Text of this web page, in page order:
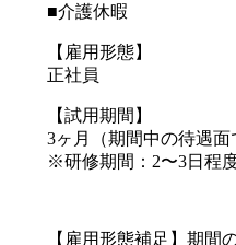
■介護休暇
【雇用形態】
正社員
【試用期間】
3ヶ月（期間中の待遇面
※研修期間：2〜3日程
【雇用形態補足】期間